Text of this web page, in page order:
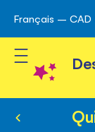
Skip
to
Content
Français – CAD
Toggle Nav